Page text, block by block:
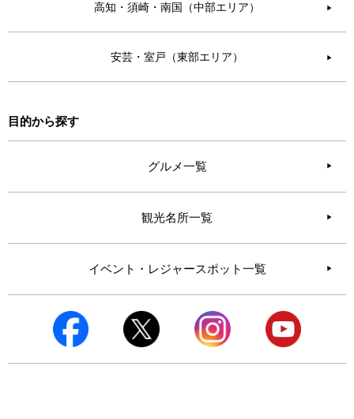
高知・須崎・南国（中部エリア） ▶︎
安芸・室戸（東部エリア） ▶︎
目的から探す
グルメ一覧
観光名所一覧
イベント・レジャースポット一覧